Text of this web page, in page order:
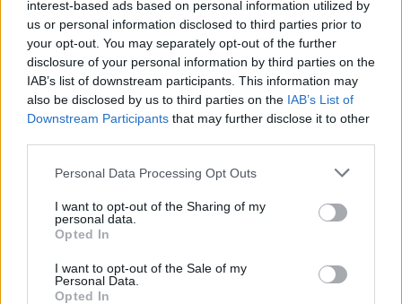
interest-based ads based on personal information utilized by
us or personal information disclosed to third parties prior to
your opt-out. You may separately opt-out of the further
disclosure of your personal information by third parties on the
IAB’s list of downstream participants. This information may
also be disclosed by us to third parties on the IAB’s List of
Downstream Participants that may further disclose it to other
Personal Data Processing Opt Outs
I want to opt-out of the Sharing of my
personal data.
Opted In
I want to opt-out of the Sale of my
Personal Data.
Opted In
Afficher la carte